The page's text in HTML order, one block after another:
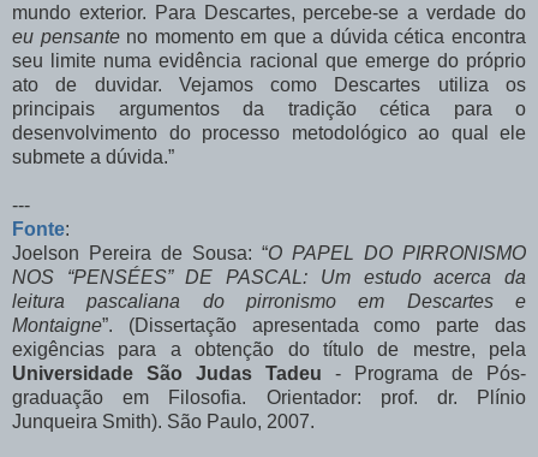
mundo exterior. Para Descartes, percebe-se a verdade do
eu pensanteno momento em que a dúvida cética encontra
seu limite numa evidência racional que emerge do próprio
ato de
duvidar. Vejamos como Descartes utiliza
os
principais
argumentos da tradição
cética para o
desenvolvimento do processo metodológico ao qual ele
submete a dúvida.”
---
Fonte:
Joelson Pereira de Sousa: “O PAPEL DO PIRRONISMO
NOS “PENSÉES” DE PASCAL: Um estudo acerca da
leitura pascaliana do pirronismo em Descartes e
Montaigne”. (Dissertação apresentada como parte das
exigências para a obtenção do título de mestre, pela
Universidade São Judas Tadeu - Programa de Pós-
graduaçãoem Filosofia. Orientador: prof. dr. Plínio
Junqueira Smith). São Paulo, 2007.